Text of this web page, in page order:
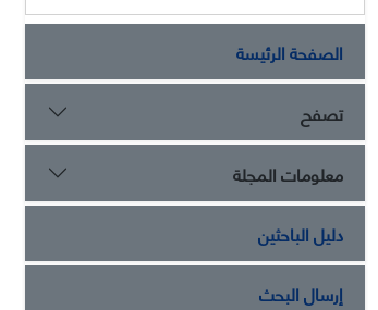
الصفحة الرئيسة
تصفح
معلومات المجلة
دليل الباحثين
إرسال البحث